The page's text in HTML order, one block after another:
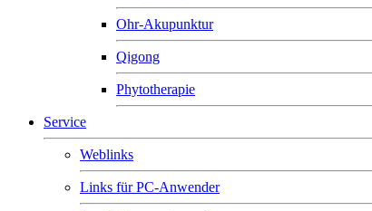
Ohr-Akupunktur
Qigong
Phytotherapie
Service
Weblinks
Links für PC-Anwender